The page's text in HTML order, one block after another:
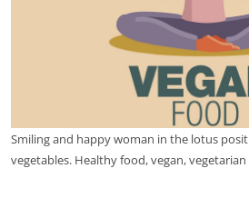
Smiling and happy woman in the lotus
vegetables. Healthy food, vegan,